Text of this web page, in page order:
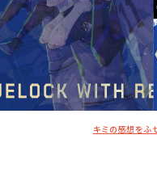
キミの感想をふ